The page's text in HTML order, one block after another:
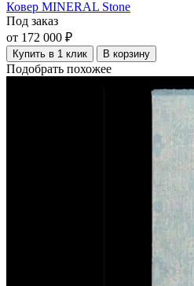
Ковер MINERAL Stone
Под заказ
от 172 000 ₽
Купить в 1 клик В корзину
Подобрать похожее